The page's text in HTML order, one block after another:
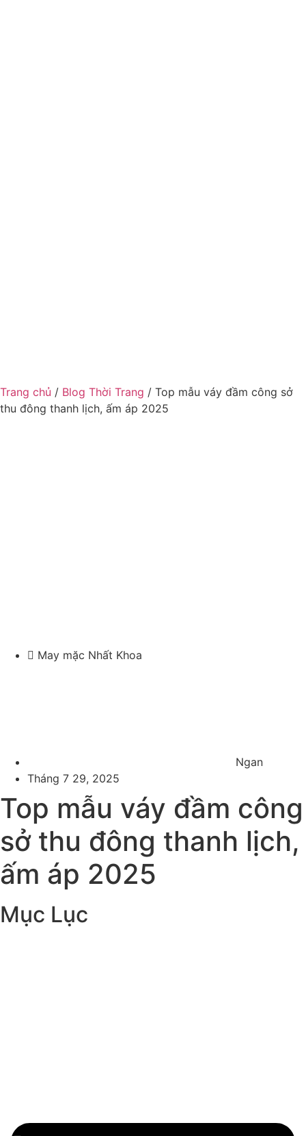
Trang chủ / Blog Thời Trang / Top mẫu váy đầm công sở
thu đông thanh lịch, ấm áp 2025
May mặc Nhất Khoa
Ngan
Tháng 7 29, 2025
Top mẫu váy đầm công
sở thu đông thanh lịch,
ấm áp 2025
Mục Lục